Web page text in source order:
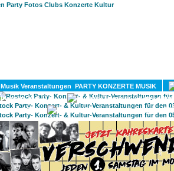
PARTY KONZERTE MUSIK
KULTUR
GAY